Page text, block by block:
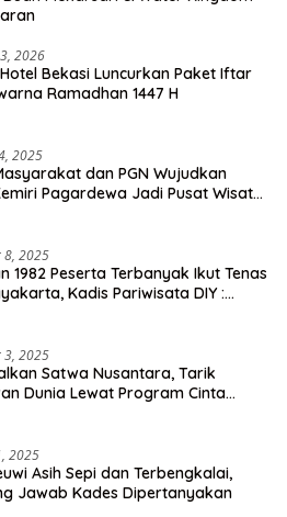
2026
Bekasi Luncurkan Paket Iftar
Ramadhan 1447 H
2025
dan PGN Wujudkan
Pagardewa Jadi Pusat Wisata
8, 2025
1982 Peserta Terbanyak Ikut Tenas
Kadis Pariwisata DIY :
3, 2025
Satwa Nusantara, Tarik
Dunia Lewat Program Cinta
2025
Asih Sepi dan Terbengkalai,
Jawab Kades Dipertanyakan